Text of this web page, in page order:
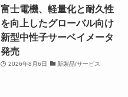
富士電機、軽量化と耐久性
を向上したグローバル向け
新型中性子サーベイメータ
発売
2026年8月6日 新製品/サービス